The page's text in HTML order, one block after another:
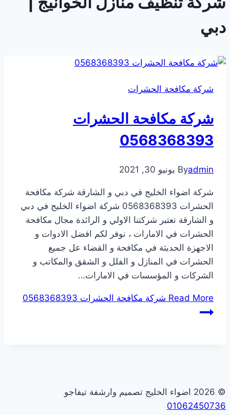
دبي
شركة مكافحة الحشرات
شركة مكافحة الحشرات
0568368393
Byadmin يونيو 30, 2021
شركة اضواء الخليج في دبي و الشارقة شركة مكافحة
الحشرات 0568368393 شركة اضواء الخليج في دبي
و الشارقة تعتبر شركتنا الاولي و الرائدة مجال مكافحة
الحشرات في الامارات ، نوفر لكم افضل الادوات و
الاجهزة الحديثة في مكافحة و القضاء عل جميع
الحشرات في المنازل و الفلل و الشقق والمكاتب و
الشركات و المؤسسات في الامارات…
Read More شركة مكافحة الحشرات 0568368393
© 2026 اضواء الخليج تصميم وارشفة تيفاجو
01062450736